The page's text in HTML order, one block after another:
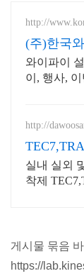
http://
(주)한국
른상담 가
와이파이
이, 행사,
기업
http://
실내 실외
착제
게시물 묶음 바
https://